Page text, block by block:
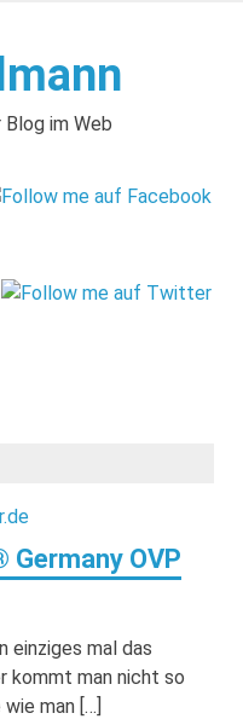
im Web
OVP
einziges mal das
kommt man nicht so
man […]